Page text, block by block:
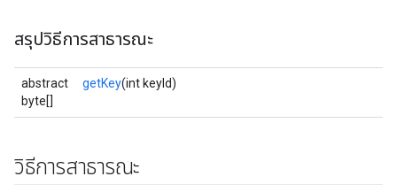
สรุปวิธีการสาธารณะ
abstract
byte[]
getKey(int keyId)
วิธีการสาธารณะ